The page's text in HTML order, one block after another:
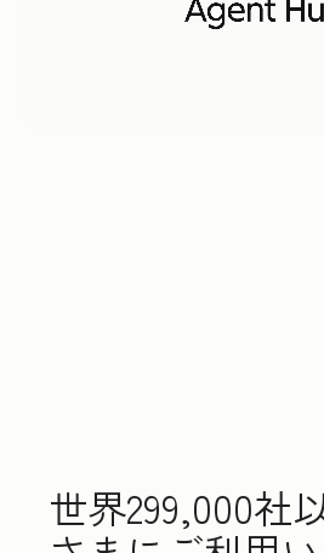
世界299,000社